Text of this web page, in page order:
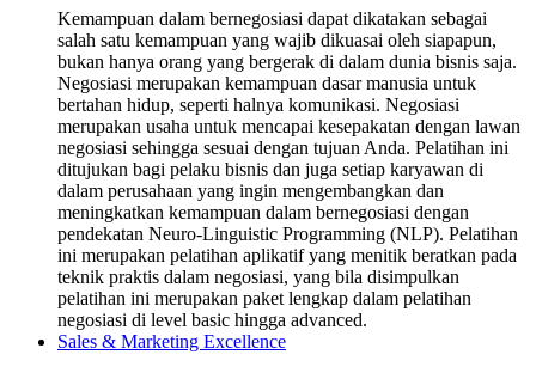
Kemampuan dalam bernegosiasi dapat dikatakan sebagai
salah satu kemampuan yang wajib dikuasai oleh siapapun,
bukan hanya orang yang bergerak di dalam dunia bisnis saja.
Negosiasi merupakan kemampuan dasar manusia untuk
bertahan hidup, seperti halnya komunikasi. Negosiasi
merupakan usaha untuk mencapai kesepakatan dengan lawan
negosiasi sehingga sesuai dengan tujuan Anda. Pelatihan ini
ditujukan bagi pelaku bisnis dan juga setiap karyawan di
dalam perusahaan yang ingin mengembangkan dan
meningkatkan kemampuan dalam bernegosiasi dengan
pendekatan Neuro-Linguistic Programming (NLP). Pelatihan
ini merupakan pelatihan aplikatif yang menitik beratkan pada
teknik praktis dalam negosiasi, yang bila disimpulkan
pelatihan ini merupakan paket lengkap dalam pelatihan
negosiasi di level basic hingga advanced.
Sales & Marketing Excellence